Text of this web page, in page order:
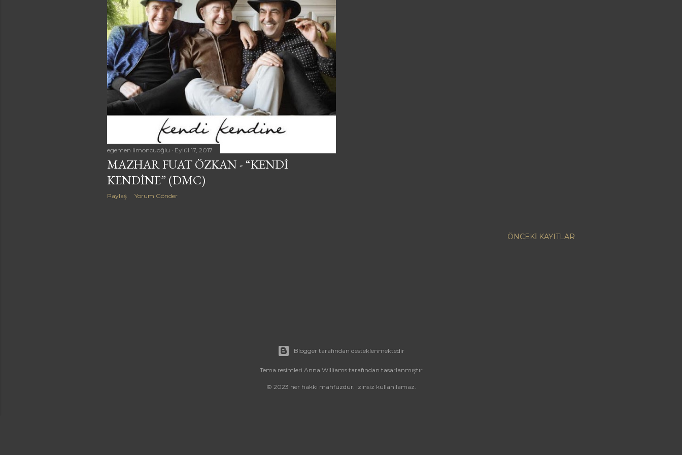
a
r
egemen limoncuoğlu Eylül 17, 2017
MAZHAR FUAT ÖZKAN - “KENDI
KENDINE” (DMC)
Paylaş Yorum Gönder
ÖNCEKI KAYITLAR
Blogger tarafından desteklenmektedir
Tema resimleri Anna Williamstarafından tasarlanmıştır
© 2023 her hakkı mahfuzdur. izinsiz kullanılamaz.